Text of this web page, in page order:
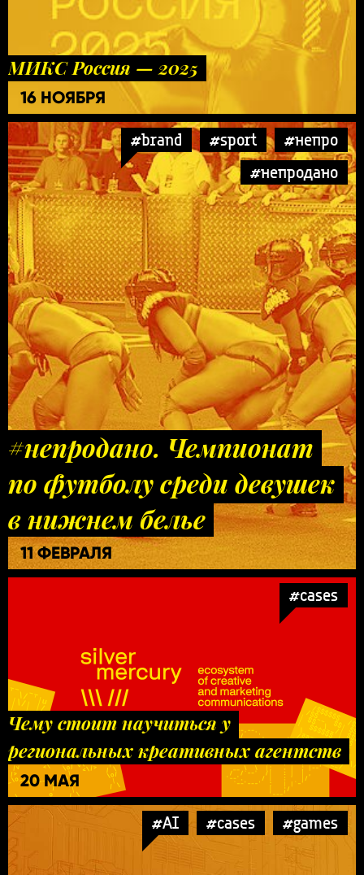
МИКС Россия — 2025
16 НОЯБРЯ
#brand #sport
#непро
#непродано
#непродано. Чемпионат
по футболу среди девушек
в нижнем белье
11 ФЕВРАЛЯ
#cases
Чему стоит научиться у
региональных креативных агентств
20 МАЯ
#AI #cases #games